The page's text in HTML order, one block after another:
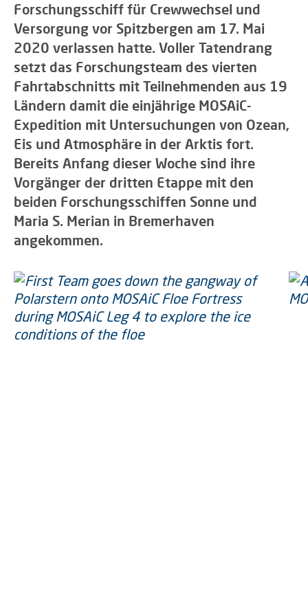
Forschungsschiff für Crewwechsel und
Versorgung vor Spitzbergen am 17. Mai
2020 verlassen hatte. Voller Tatendrang
setzt das Forschungsteam des vierten
Fahrtabschnitts mit Teilnehmenden aus 19
Ländern damit die einjährige MOSAiC-
Expedition mit Untersuchungen von Ozean,
Eis und Atmosphäre in der Arktis fort.
Bereits Anfang dieser Woche sind ihre
Vorgänger der dritten Etappe mit den
beiden Forschungsschiffen Sonne und
Maria S. Merian in Bremerhaven
angekommen.